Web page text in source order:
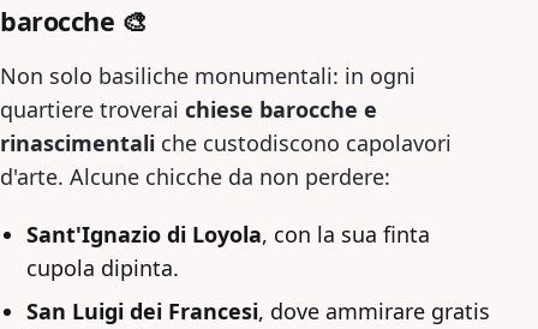
barocche 🎨
Non solo basiliche monumentali: in ogni
quartiere troverai chiese barocche e
rinascimentali che custodiscono capolavori
d'arte. Alcune chicche da non perdere:
Sant'Ignazio di Loyola, con la sua finta
cupola dipinta.
San Luigi dei Francesi, dove ammirare gratis